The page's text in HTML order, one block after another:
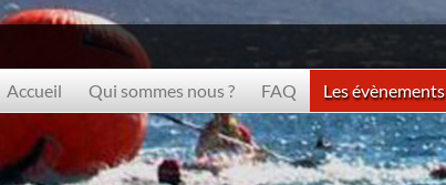
Accueil Qui sommes nous ? FAQ Les évènements